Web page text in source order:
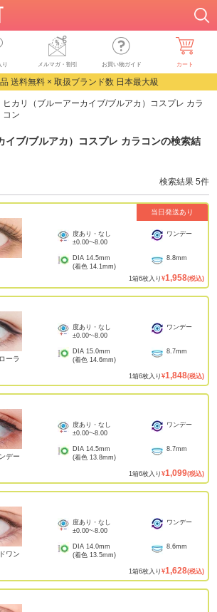
り メルマガ・割引 お買い物ガイド カート
送料無料 × 取扱ブランド数 日本最大級
ヒカリ（ブルーアーカイブ/ブルアカ）コスプレ カラ
コン
イブ/ブルアカ）コスプレ カラコンの検索結
検索結果 5件
当日発送あり
度あり・なし
±0.00~-8.00
ワンデー
DIA 14.5mm
(着色 14.1mm)
8.8mm
1箱6枚入り ¥1,958(税込)
ーラ
度あり・なし
±0.00~-8.00
ワンデー
DIA 15.0mm
(着色 14.6mm)
8.7mm
1箱6枚入り ¥1,848(税込)
デー
度あり・なし
±0.00~-8.00
ワンデー
DIA 14.5mm
(着色 13.8mm)
8.7mm
1箱6枚入り ¥1,099(税込)
ワン
度あり・なし
±0.00~-8.00
ワンデー
DIA 14.0mm
(着色 13.5mm)
8.6mm
1箱6枚入り ¥1,628(税込)